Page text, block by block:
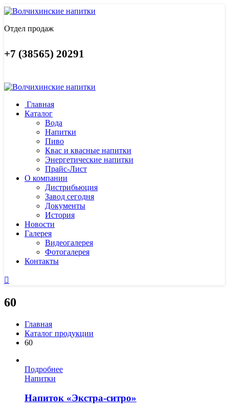
Отдел продаж
+7 (38565) 20291
Главная
Каталог
Вода
Напитки
Пиво
Квас и квасные напитки
Энергетические напитки
Прайс-Лист
О компании
Дистрибьюция
Завод сегодня
Документы
История
Новости
Галерея
Видеогалерея
Фотогалерея
Контакты
60
Главная
Каталог продукции
60
Подробнее
Напитки
Напиток «Экстра-ситро»